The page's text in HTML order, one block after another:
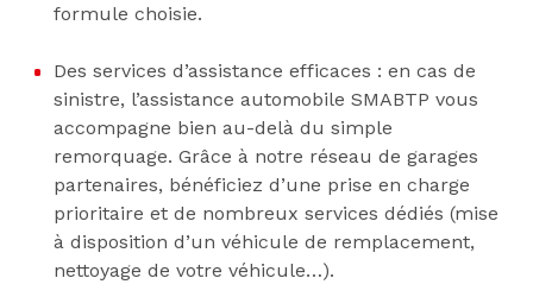
formule choisie.
Des services d’assistance efficaces : en cas de
sinistre, l’assistance automobile SMABTP vous
accompagne bien au-delà du simple
remorquage. Grâce à notre réseau de garages
partenaires, bénéficiez d’une prise en charge
prioritaire et de nombreux services dédiés (mise
à disposition d’un véhicule de remplacement,
nettoyage de votre véhicule…).